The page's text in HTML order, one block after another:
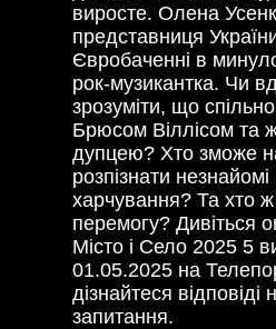
виросте. Олена
представниця
Євробаченні в
рок-музикантка. Чи
зрозуміти, що
Брюсом Віллісом та
дупцею? Хто зможе
розпізнати
харчування? Та хто
перемогу? Дивіться
Місто і Село 2025 5
01.05.2025 на
дізнайтеся відповіді
запитання.